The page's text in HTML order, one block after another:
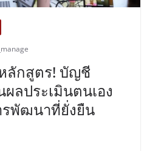
ลักสูตร! บัญชี
ผลประเมินตนเอง
รพัฒนาที่ยั่งยืน